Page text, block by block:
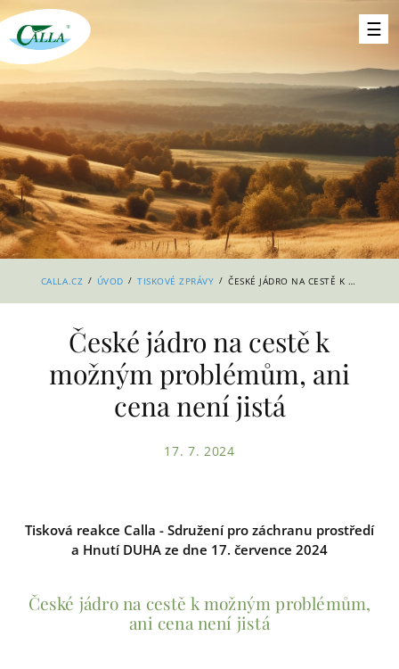
CALLA.CZ / ÚVOD / TISKOVÉ ZPRÁVY / ČESKÉ JÁDRO NA CESTĚ K MOŽNÝM PROBLÉMŮM, ANI CENA NENÍ JISTÁ
České jádro na cestě k
možným problémům, ani
cena není jistá
17. 7. 2024
Tisková reakce Calla - Sdružení pro záchranu prostředí
a Hnutí DUHA ze dne 17. července 2024
České jádro na cestě k možným problémům,
ani cena není jistá